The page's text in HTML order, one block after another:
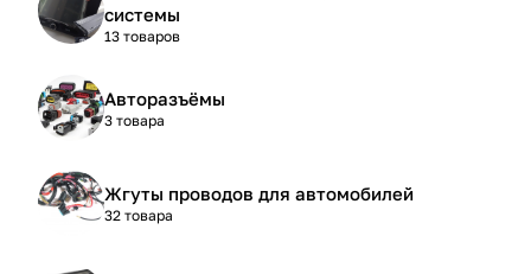
системы
13 товаров
Авторазъёмы
3 товара
Жгуты проводов для автомобилей
32 товара